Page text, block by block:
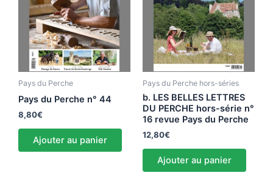
Pays du Perche
Pays du Perche n° 44
8,80€
Ajouter au panier
Pays du Perche hors-séries
b. LES BELLES LETTRES
DU PERCHE hors-série n°
16 revue Pays du Perche
12,80€
Ajouter au panier